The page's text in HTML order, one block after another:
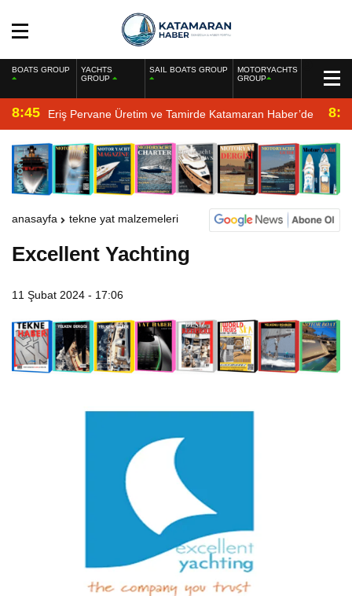
BOATS GROUP
YACHTS
GROUP
SAIL BOATS GROUP
MOTORYACHTS
GROUP
8:45 Eriş Pervane Üretim ve Tamirde Katamaran Haber’de
anasayfa tekne yat malzemeleri
Excellent Yachting
11 Şubat 2024 - 17:06